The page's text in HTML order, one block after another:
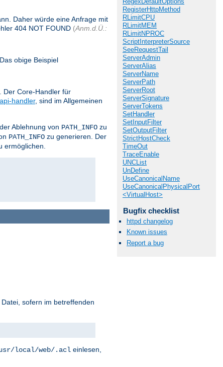
Daher würde eine Anfrage mit
404 NOT FOUND (Anm.d.Ü.:
obige Beispiel
Der Core-Handler für
handler, sind im Allgemeinen
Ablehnung von PATH_INFO zu
PATH_INFO zu generieren. Der
ermöglichen.
sofern im betreffenden
local/web/.acl einlesen,
RegisterHttpMethod
RLimitCPU
RLimitMEM
RLimitNPROC
ScriptInterpreterSource
SeeRequestTail
ServerAdmin
ServerAlias
ServerName
ServerPath
ServerRoot
ServerSignature
ServerTokens
SetHandler
SetInputFilter
SetOutputFilter
StrictHostCheck
TimeOut
TraceEnable
UNCList
UnDefine
UseCanonicalName
UseCanonicalPhysicalPort
<VirtualHost>
Bugfix checklist
httpd changelog
Known issues
Report a bug